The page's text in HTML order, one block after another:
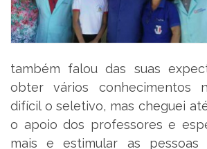
também falou das suas
obter vários conhecimentos
difícil o seletivo, mas cheguei
o apoio dos professores e
mais e estimular as pessoas